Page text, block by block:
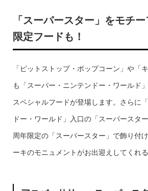
「スーパースター」をモチ
限定フードも！
「ピットストップ・ポップコーン」や「
も「スーパー・ニンテンドー・ワールド
スペシャルフードが登場します。さらに
ドー・ワールド」入口の「スーパースタ
周年限定の「スーパースター」で飾り付
ーキのモニュメントがお出迎えしてくれる